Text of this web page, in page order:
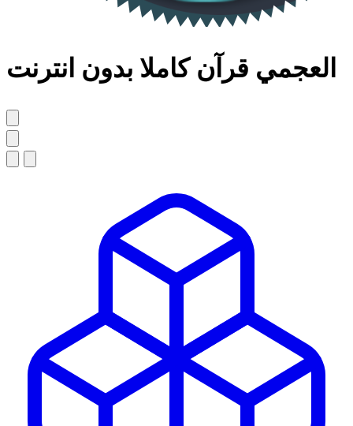
العجمي قرآن كاملا بدون انترنت